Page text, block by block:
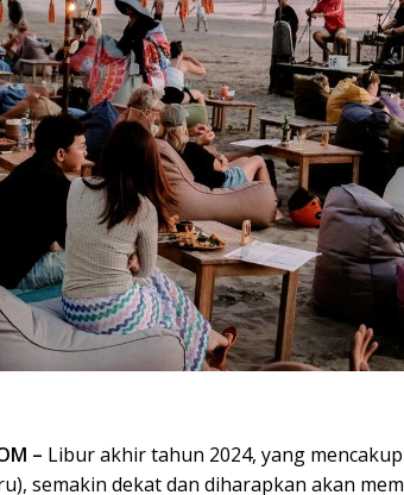
– Libur akhir tahun 2024, yang
semakin dekat dan diharapkan akan